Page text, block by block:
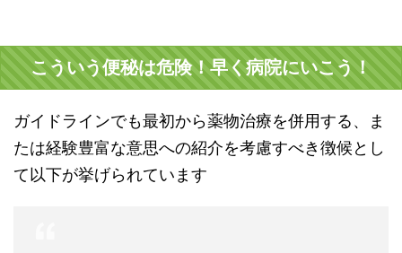
こういう便秘は危険！早く病院にいこう！
ガイドラインでも最初から薬物治療を併用する、ま
たは経験豊富な意思への紹介を考慮すべき徴候とし
て以下が挙げられています